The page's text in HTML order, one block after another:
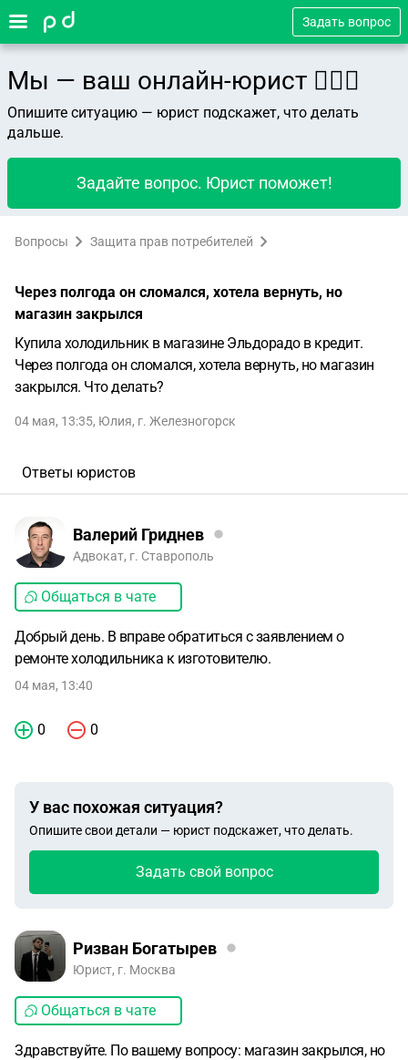
Задать вопрос
Мы — ваш онлайн-юрист 👨🏻‍⚖️
Опишите ситуацию — юрист подскажет, что делать
дальше.
Задайте вопрос. Юрист поможет!
Вопросы Защита прав потребителей
Через полгода он сломался, хотела вернуть, но
магазин закрылся
Купила холодильник в магазине Эльдорадо в кредит.
Через полгода он сломался, хотела вернуть, но магазин
закрылся. Что делать?
04 мая, 13:35, Юлия, г. Железногорск
Ответы юристов
Валерий Гриднев
Адвокат, г. Ставрополь
Общаться в чате
Добрый день. В вправе обратиться с заявлением о
ремонте холодильника к изготовителю.
04 мая, 13:40
0 0
У вас похожая ситуация?
Опишите свои детали — юрист подскажет, что делать.
Задать свой вопрос
Ризван Богатырев
Юрист, г. Москва
Общаться в чате
Здравствуйте. По вашему вопросу: магазин закрылся, но